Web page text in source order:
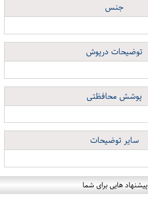
جنس
توضیحات درپوش
پوشش محافظتی
سایر توضیحات
پیشنهاد هایی برای شما